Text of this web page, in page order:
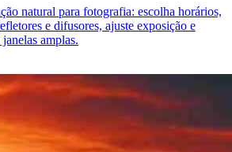
natural para fotografia: escolha horários,
e difusores, ajuste exposição e
amplas.